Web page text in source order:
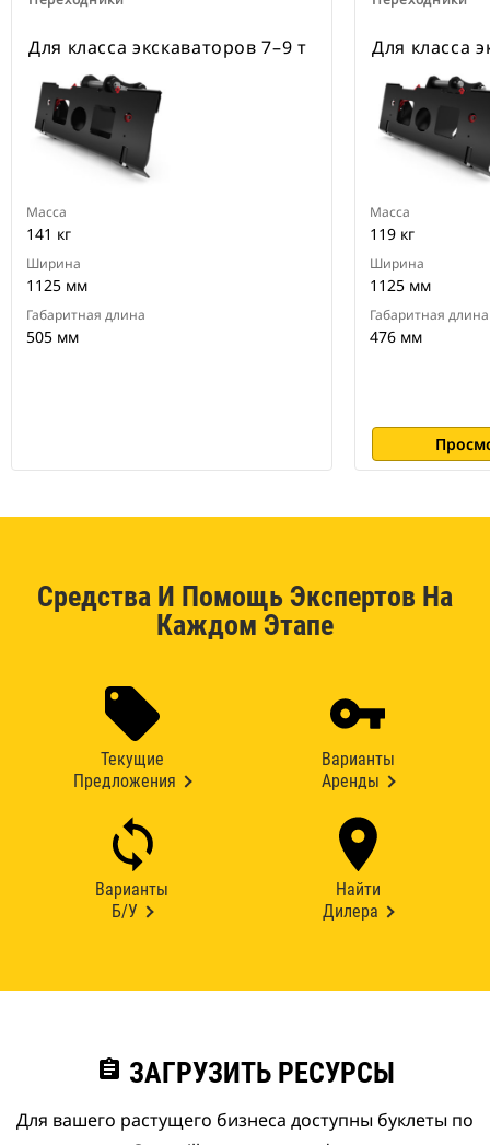
Для класса экскаваторов 7–9 т
Масса
141 кг
Ширина
1125 мм
Габаритная длина
505 мм
Для класса
Масса
119 кг
Ширина
1125 мм
Габаритная длина
476 мм
Средства И Помощь Экспертов На
Каждом Этапе
Текущие
Предложения
Варианты
Аренды
Варианты
Б/У
Найти
Дилера
assignment ЗАГРУЗИТЬ РЕСУРСЫ
Для вашего растущего бизнеса доступны буклеты по